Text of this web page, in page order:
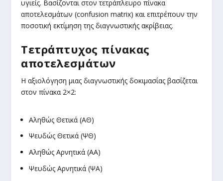
υγιείς. Βασίζονται στον τετράπλευρο πίνακα
αποτελεσμάτων (confusion matrix) και επιτρέπουν την
ποσοτική εκτίμηση της διαγνωστικής ακρίβειας.
Τετράπτυχος πίνακας
αποτελεσμάτων
Η αξιολόγηση μιας διαγνωστικής δοκιμασίας βασίζεται
στον πίνακα 2×2:
Αληθώς Θετικά (ΑΘ)
Ψευδώς Θετικά (ΨΘ)
Αληθώς Αρνητικά (ΑΑ)
Ψευδώς Αρνητικά (ΨΑ)